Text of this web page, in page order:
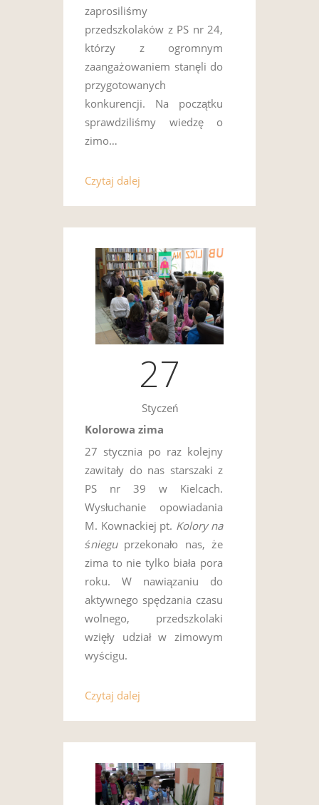
zaprosiliśmy
przedszkolaków z PS nr 24,
którzy z ogromnym
zaangażowaniem stanęli do
przygotowanych
konkurencji. Na początku
sprawdziliśmy wiedzę o
zimo…
Czytaj dalej
27
Styczeń
Kolorowa zima
27 stycznia po raz kolejny
zawitały do nas starszaki z
PS nr 39 w Kielcach.
Wysłuchanie opowiadania
M. Kownackiej pt. Kolory na
śnieguprzekonało nas, że
zima to nie tylko biała pora
roku. W nawiązaniu do
aktywnego spędzania czasu
wolnego, przedszkolaki
wzięły udział w zimowym
wyścigu.
Czytaj dalej